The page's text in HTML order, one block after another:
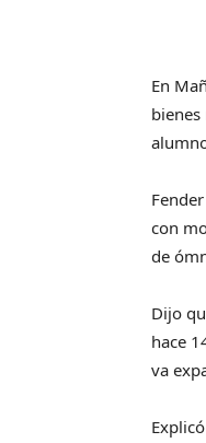
En
con
de
Dijo
hace
va